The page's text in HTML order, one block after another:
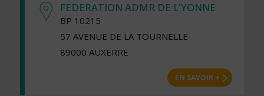
FEDERATION ADMR DE L'YONNE
BP 10215
57 AVENUE DE LA TOURNELLE
89000 AUXERRE
EN SAVOIR +